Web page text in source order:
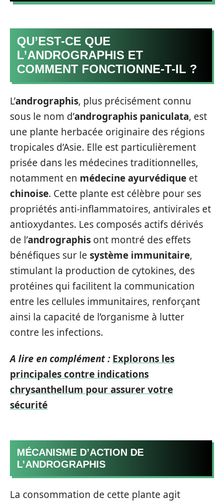
QU’EST-CE QUE
L’ANDROGRAPHIS ET
COMMENT FONCTIONNE-T-IL ?
L’andrographis, plus précisément connu
sous le nom d’andrographis paniculata, est
une plante herbacée originaire des régions
tropicales d’Asie. Elle est particulièrement
prisée dans les médecines traditionnelles,
notamment en médecine ayurvédique et
chinoise. Cette plante est célèbre pour ses
propriétés anti-inflammatoires, antivirales et
antioxydantes. Les composés actifs dérivés
de l’andrographis ont montré des effets
bénéfiques sur le système immunitaire,
stimulant la production de cytokines, des
protéines qui facilitent la communication
entre les cellules immunitaires, renforçant
ainsi la capacité de l’organisme à lutter
contre les infections.
A lire en complément : Explorons les
principales contre indications
chrysanthellum pour assurer votre
sécurité
MÉCANISME D’ACTION DE
L’ANDROGRAPHIS
La consommation de cette plante agit